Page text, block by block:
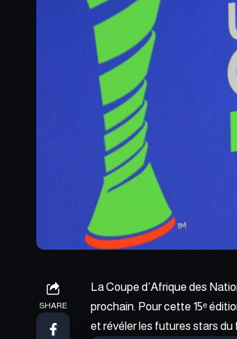
SHARE
LaCoupe d’Afrique des
prochain. Pour cette 15ᵉ
et révéler les futures stars du